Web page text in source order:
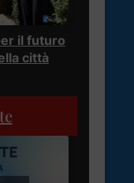
il futuro
città